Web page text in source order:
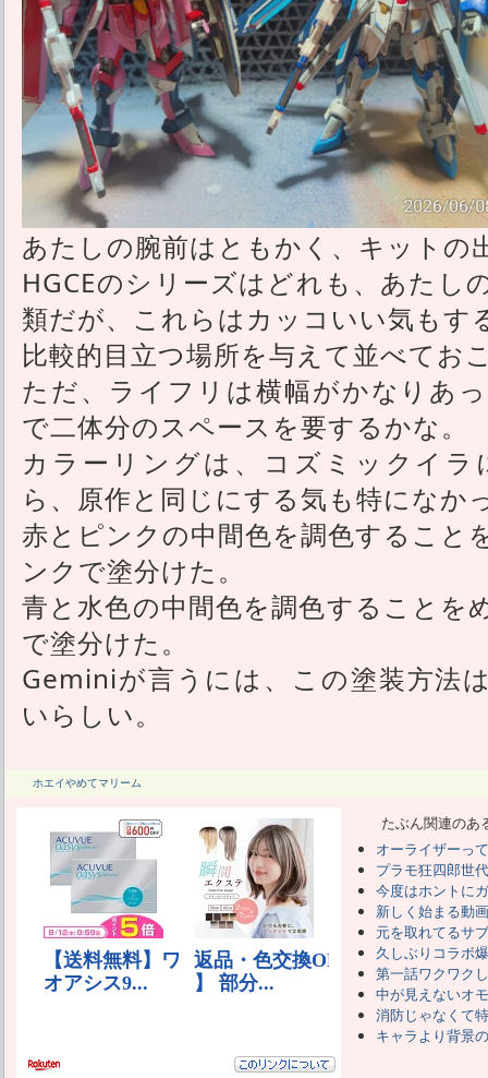
あたしの腕前はともかく、キットの
HGCEのシリーズはどれも、あたし
類だが、これらはカッコいい気もす
比較的目立つ場所を与えて並べてお
ただ、ライフリは横幅がかなりあ
で二体分のスペースを要するかな。
カラーリングは、コズミックイ
ら、原作と同じにする気も特になか
赤とピンクの中間色を調色すること
ンクで塗分けた。
青と水色の中間色を調色することを
で塗分けた。
Geminiが言うには、この塗装方法
いらしい。
ホエイやめてマリーム
たぶん関連のあ
オーライザーって
プラモ狂四郎世代
今度はホントに
新しく始まる動
元を取れてるサ
久しぶりコラボ
第一話ワクワク
中が見えないオ
消防じゃなくて
キャラより背景